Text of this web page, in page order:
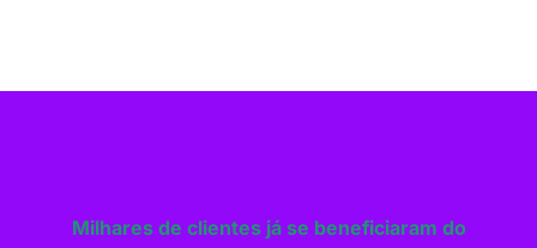
Milhares de clientes já se beneficiaram do